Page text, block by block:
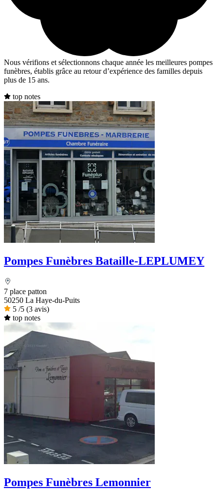
Nous vérifions et sélectionnons chaque année les meilleures pompes
funèbres, établis grâce au retour d’expérience des familles depuis
plus de 15 ans.
top notes
Pompes Funèbres Bataille-LEPLUMEY
7 place patton
50250 La Haye-du-Puits
5 /5 (3 avis)
top notes
Pompes Funèbres Lemonnier